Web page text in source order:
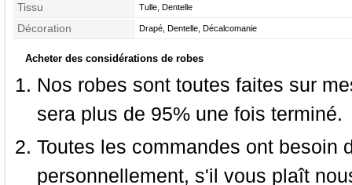
Tissu Tulle, Dentelle
Décoration Drapé, Dentelle, Décalcomanie
Acheter des considérations de robes
Nos robes sont toutes faites sur
sera plus de 95% une fois terminé.
Toutes les commandes ont besoin
personnellement, s'il vous plaît